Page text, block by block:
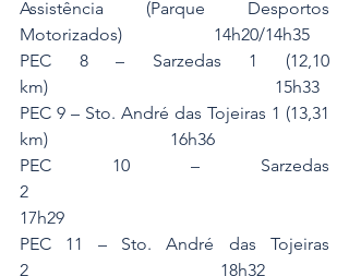
Assistência (Parque Desportos
Motorizados)                     14h20/14h35
PEC 8 – Sarzedas 1 (12,10
km)                                                    15h33
PEC 9 – Sto. André das Tojeiras 1 (13,31
km)                            16h36
PEC 10 – Sarzedas
2
17h29
PEC 11 – Sto. André das Tojeiras
2                                            18h32